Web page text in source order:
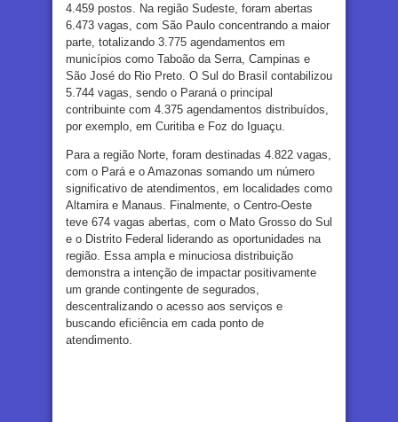
4.459 postos. Na região Sudeste, foram abertas
6.473 vagas, com São Paulo concentrando a maior
parte, totalizando 3.775 agendamentos em
municípios como Taboão da Serra, Campinas e
São José do Rio Preto. O Sul do Brasil contabilizou
5.744 vagas, sendo o Paraná o principal
contribuinte com 4.375 agendamentos distribuídos,
por exemplo, em Curitiba e Foz do Iguaçu.
Para a região Norte, foram destinadas 4.822 vagas,
com o Pará e o Amazonas somando um número
significativo de atendimentos, em localidades como
Altamira e Manaus. Finalmente, o Centro-Oeste
teve 674 vagas abertas, com o Mato Grosso do Sul
e o Distrito Federal liderando as oportunidades na
região. Essa ampla e minuciosa distribuição
demonstra a intenção de impactar positivamente
um grande contingente de segurados,
descentralizando o acesso aos serviços e
buscando eficiência em cada ponto de
atendimento.